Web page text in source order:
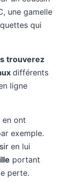
une gamelle
qui
trouverez
différents
ligne
en ont
exemple.
en lui
portant
perte.